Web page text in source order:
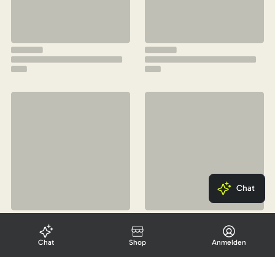
Chat Shop Anmelden
Chat